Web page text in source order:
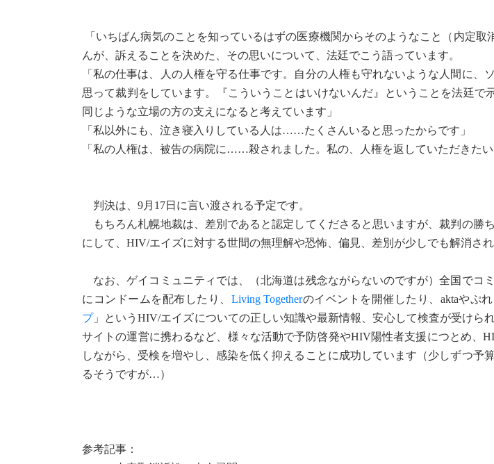
「いちばん病気のことを知っているはずの医療機関からそのようなこと（内定取
んが、訴えることを決めた、その思いについて、法廷でこう語っています。
「私の仕事は、人の人権を守る仕事です。自分の人権も守れないような人間に、
思って裁判をしています。『こういうことはいけないんだ』ということを法廷で
同じような立場の方の支えになると考えています」
「私以外にも、泣き寝入りしている人は……たくさんいると思ったからです」
「私の人権は、被告の病院に……殺されました。私の、人権を返していただきたい
判決は、9月17日に言い渡される予定です。
もちろん札幌地裁は、差別であると認定してくださると思いますが、裁判の勝
にして、HIV/エイズに対する世間の無理解や恐怖、偏見、差別が少しでも解消され
なお、ゲイコミュニティでは、（北海道は残念ながらないのですが）全国でコ
にコンドームを配布したり、 Living Togetherのイベントを開催したり、aktaやぷ
プ」というHIV/エイズについての正しい知識や最新情報、安心して検査が受けら
サイトの運営に携わるなど、様々な活動で予防啓発やHIV陽性者支援につとめ、
しながら、受検を増やし、感染を低く抑えることに成功しています（少しずつ予
るそうですが…）
参考記事：